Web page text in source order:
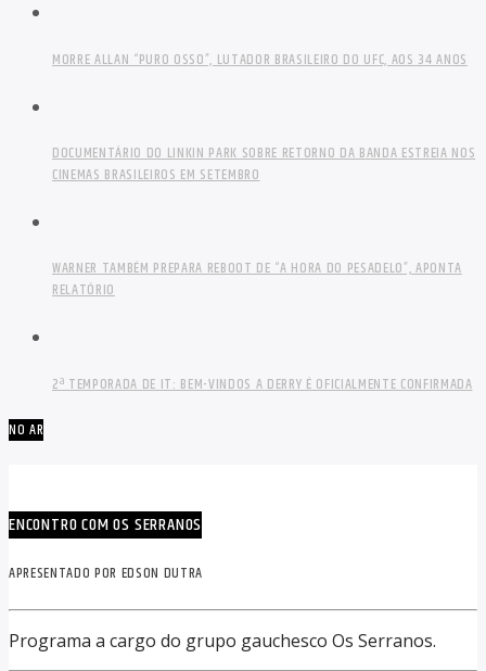
MORRE ALLAN “PURO OSSO”, LUTADOR BRASILEIRO DO UFC, AOS 34 ANOS
DOCUMENTÁRIO DO LINKIN PARK SOBRE RETORNO DA BANDA ESTREIA NOS
CINEMAS BRASILEIROS EM SETEMBRO
WARNER TAMBÉM PREPARA REBOOT DE “A HORA DO PESADELO”, APONTA
RELATÓRIO
2ª TEMPORADA DE IT: BEM-VINDOS A DERRY É OFICIALMENTE CONFIRMADA
NO AR
ENCONTRO COM OS SERRANOS
APRESENTADO POR EDSON DUTRA
Programa a cargo do grupo gauchesco Os Serranos.